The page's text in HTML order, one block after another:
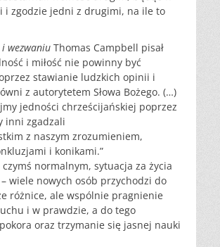
i zgodzie jedni z drugimi, na ile to
wezwaniu Thomas Campbell pisał
i miłość nie powinny być
stawianie ludzkich opinii i
z autorytetem Słowa Bożego. (…)
jedności chrześcijańskiej poprzez
inni zgadzali
z naszym zrozumieniem,
i konikami.”
czymś normalnym, sytuacja za życia
wiele nowych osób przychodzi do
różnice, ale wspólnie pragnienie
i w prawdzie, a do tego
oraz trzymanie się jasnej nauki